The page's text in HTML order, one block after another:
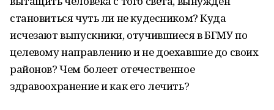
становиться чуть ли не кудесником? Куда
исчезают выпускники, отучившиеся в БГМУ по
целевому направлению и не доехавшие до своих
районов? Чем болеет отечественное
здравоохранение и как его лечить?